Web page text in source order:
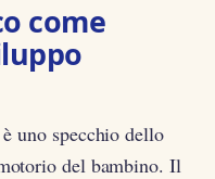
come
uno specchio dello
del bambino. Il